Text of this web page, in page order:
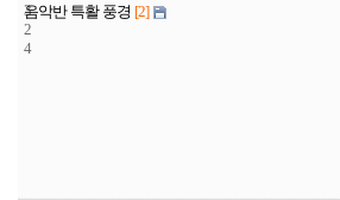
3
2
4
음악반 특활 풍경 [2]